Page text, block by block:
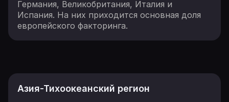
Германия, Великобритания, Италия и
Испания. На них приходится основная доля
европейского факторинга.
Азия-Тихоокеанский регион